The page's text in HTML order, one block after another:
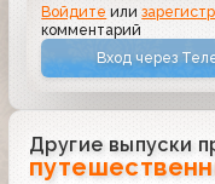
Войдите или
комментарий
Вход через
Другие выпуски